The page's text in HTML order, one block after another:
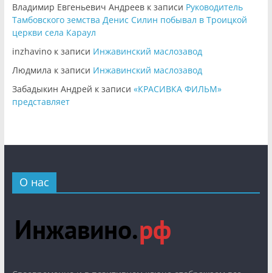
Владимир Евгеньевич Андреевк записи Руководитель
Тамбовского земства Денис Силин побывал в Троицкой
церкви села Караул
inzhavinoк записи Инжавинский маслозавод
Людмила к записи Инжавинский маслозавод
Забадыкин Андрей к записи «КРАСИВКА ФИЛЬМ»
представляет
О нас